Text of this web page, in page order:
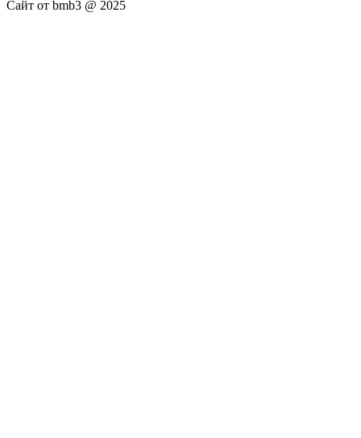
Сайт от bmb3 @ 2025